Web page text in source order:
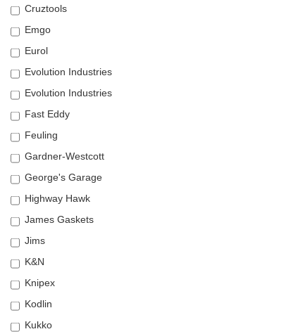
Cruztools
Emgo
Eurol
Evolution Industries
Evolution Industries
Fast Eddy
Feuling
Gardner-Westcott
George's Garage
Highway Hawk
James Gaskets
Jims
K&N
Knipex
Kodlin
Kukko